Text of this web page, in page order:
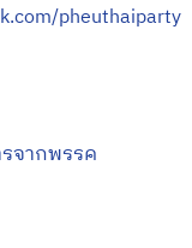
pheuthaiparty
จากพรรค